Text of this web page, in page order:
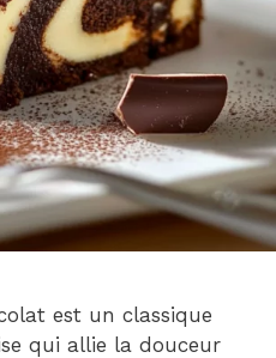
est un classique
qui allie la douceur